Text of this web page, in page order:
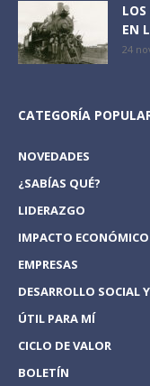
EN
24
CATEGORÍA
NOVEDADES
¿SABÍAS QUÉ?
LIDERAZGO
IMPACTO ECONÓMICO
EMPRESAS
DESARROLLO SOCIAL
ÚTIL PARA MÍ
CICLO DE VALOR
BOLETÍN